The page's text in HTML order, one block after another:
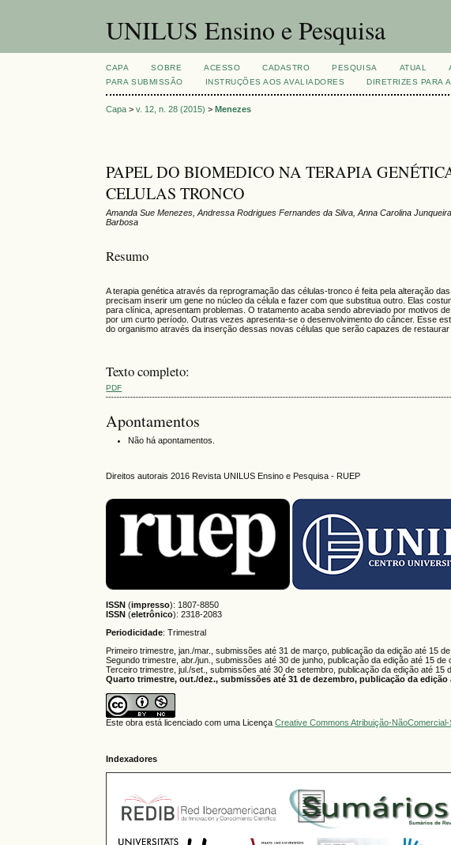
UNILUS Ensino e Pesquisa
CAPA SOBRE ACESSO CADASTRO PESQUISA ATUAL
PARA SUBMISSÃO
INSTRUÇÕES AOS AVALIADORES DIRETRIZES PARA
Capa >v. 12, n. 28 (2015) >Menezes
PAPEL DO BIOMEDICO NA TERAPIA
CELULAS TRONCO
Amanda Sue Menezes, Andressa Rodrigues Fernandes da Silva, Anna Carolina
Barbosa
Resumo
A terapia genética através da reprogramação das células-tronco é feita pela alteração
precisam inserir um gene no núcleo da célula e fazer com que substitua outro. Elas
para clínica, apresentam problemas. O tratamento acaba sendo abreviado por motivos
por um curto período. Outras vezes apresenta-se o desenvolvimento do câncer. Esse
do organismo através da inserção dessas novas células que serão capazes de
Texto completo:
PDF
Apontamentos
Não há apontamentos.
Direitos autorais 2016 Revista UNILUS Ensino e Pesquisa - RUEP
ISSN (impresso): 1807-8850
ISSN (eletrônico):2318-2083
Periodicidade: Trimestral
Primeiro trimestre, jan./mar., submissões até 31 de março, publicação da edição até 15 de
Segundo trimestre, abr./jun., submissões até 30 de junho, publicação da edição até 15 de
Terceiro trimestre, jul./set., submissões até 30 de setembro, publicação da edição até 15
Quarto trimestre, out./dez., submissões até 31 de dezembro, publicação da edição
Este obra está licenciado com uma LicençaCreative Commons Atribuição-
Indexadores